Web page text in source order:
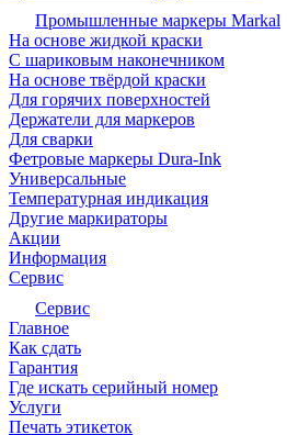
Промышленные маркеры Markal
На основе жидкой краски
С шариковым наконечником
На основе твёрдой краски
Для горячих поверхностей
Держатели для маркеров
Для сварки
Фетровые маркеры Dura-Ink
Универсальные
Температурная индикация
Другие маркираторы
Акции
Информация
Сервис
Сервис
Главное
Как сдать
Гарантия
Где искать серийный номер
Услуги
Печать этикеток